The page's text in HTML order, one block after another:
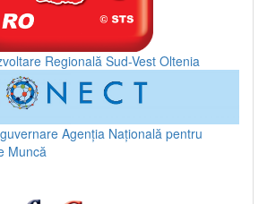
Regională Sud-Vest Oltenia
Agenția Națională pentru
Muncă